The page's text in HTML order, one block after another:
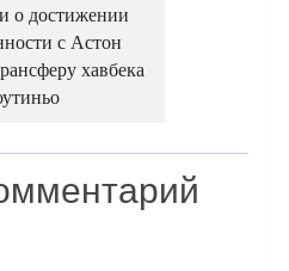
о достижении
с Астон
хавбека